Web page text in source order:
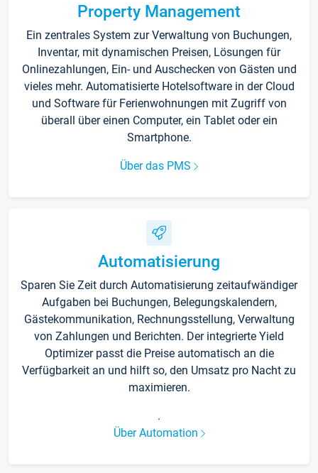
Property Management
Ein zentrales System zur Verwaltung von Buchungen,
Inventar, mit dynamischen Preisen, Lösungen für
Onlinezahlungen, Ein- und Auschecken von Gästen und
vieles mehr. Automatisierte Hotelsoftware in der Cloud
und Software für Ferienwohnungen mit Zugriff von
überall über einen Computer, ein Tablet oder ein
Smartphone.
Über das PMS
Automatisierung
Sparen Sie Zeit durch Automatisierung zeitaufwändiger
Aufgaben bei Buchungen, Belegungskalendern,
Gästekommunikation, Rechnungsstellung, Verwaltung
von Zahlungen und Berichten. Der integrierte Yield
Optimizer passt die Preise automatisch an die
Verfügbarkeit an und hilft so, den Umsatz pro Nacht zu
maximieren.
.
Über Automation